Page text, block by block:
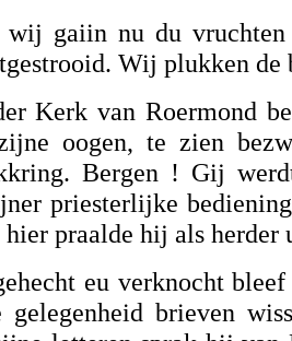
gaiin nu du vruchten
Wij plukken
Kerk van Roermond
oogen, te zien
Bergen ! Gij
priesterlijke
praalde hij als herder
eu verknocht
brieven